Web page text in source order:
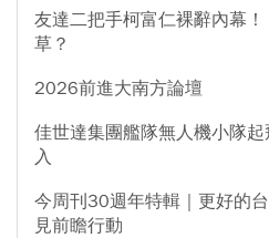
友達二把手柯富仁裸辭內幕
草？
2026前進大南方論壇
佳世達集團艦隊無人機小隊
入
今周刊30週年特輯｜更好的
見前瞻行動